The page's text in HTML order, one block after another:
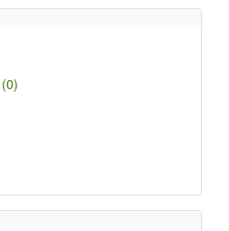
(0)